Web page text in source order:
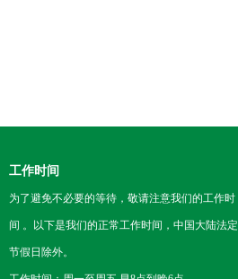
工作时间
为了避免不必要的等待，敬请注意我们的工作时
间 。以下是我们的正常工作时间，中国大陆法定
节假日除外。